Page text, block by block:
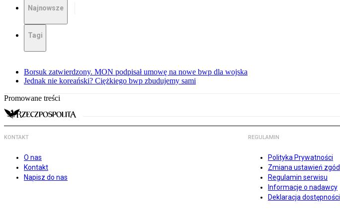
Najnowsze
Tagi
Borsuk zatwierdzony. MON podpisał umowę na nowe bwp dla wojska
Jednak nie koreański? Ciężkiego bwp zbudujemy sami
Promowane treści
KONTAKT
O nas
Kontakt
Napisz do nas
REGULAMIN
Polityka Prywatności
Zmiana ustawień zgód
Regulamin serwisu
Informacje o nadawcy
Deklaracja dostępności